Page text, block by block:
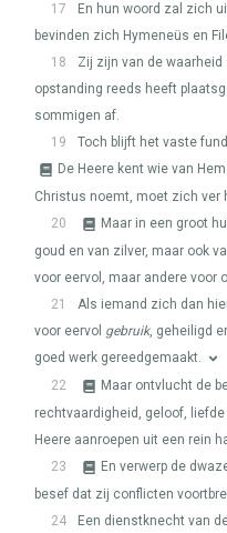
17
En hun woord zal zich
bevinden zich Hymeneüs en
18
Zij zijn van de
opstanding reeds heeft
sommigen af.
19
Toch blijft het vaste
De Heere kent wie van
Christus noemt, moet zich ver
20
Maar in een groot
goud en van zilver, maar ook
voor eervol, maar andere voor
21
Als iemand zich dan
voor eervol gebruik, geheiligd
goed werk gereedgemaakt.
22
Maar ontvlucht de
rechtvaardigheid, geloof, liefde
Heere aanroepen uit een rein
23
En verwerp de
besef dat zij conflicten
24
Een dienstknecht van